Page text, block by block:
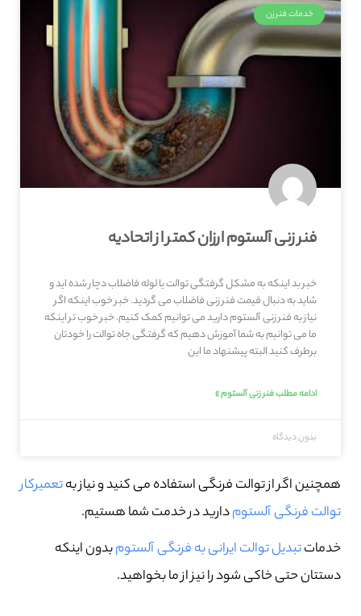
خدمات فنرزن
فنر زنی آلستوم ارزان کمتر از اتحادیه
خبر بد اینکه به مشکل گرفتگی توالت یا لوله فاضلاب دچار شده اید و
شاید به دنبال قیمت فنر زنی فاضلاب می گردید. خبر خوب اینکه اگر
نیاز به فنر زنی آلستوم دارید می توانیم کمک کنیم. خبر خوب تر اینکه
ما می توانیم به شما آموزش دهیم که گرفتگی جاه توالت را خودتان
برطرف کنید البته پیشنهاد ما این
ادامه مطلب فنر زنی آلستوم »
بدون دیدگاه
همچنین اگر از توالت فرنگی استفاده می کنید و نیاز بهتعمیرکار
توالت فرنگی آلستومدارید در خدمت شما هستیم.
خدماتتبدیل توالت ایرانی به فرنگی آلستومبدون اینکه
دستتان حتی خاکی شود را نیز از ما بخواهید.